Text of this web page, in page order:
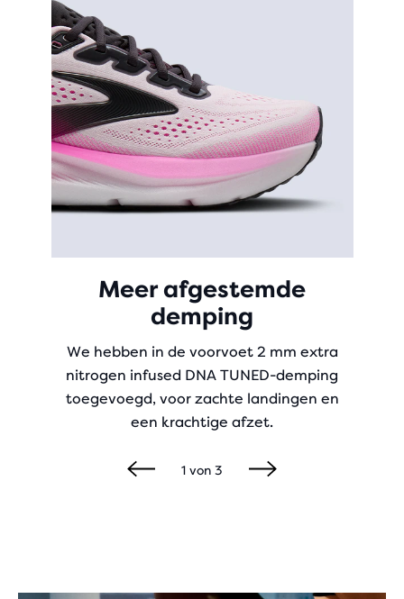
Meer afgestemde
demping
We hebben in de voorvoet 2 mm extra
nitrogen infused DNA TUNED-demping
toegevoegd, voor zachte landingen en
een krachtige afzet.
1 von 3